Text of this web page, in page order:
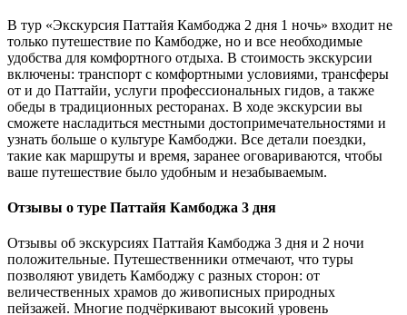
В тур «Экскурсия Паттайя Камбоджа 2 дня 1 ночь» входит не
только путешествие по Камбодже, но и все необходимые
удобства для комфортного отдыха. В стоимость экскурсии
включены: транспорт с комфортными условиями, трансферы
от и до Паттайи, услуги профессиональных гидов, а также
обеды в традиционных ресторанах. В ходе экскурсии вы
сможете насладиться местными достопримечательностями и
узнать больше о культуре Камбоджи. Все детали поездки,
такие как маршруты и время, заранее оговариваются, чтобы
ваше путешествие было удобным и незабываемым.
Отзывы о туре Паттайя Камбоджа 3 дня
Отзывы об экскурсиях Паттайя Камбоджа 3 дня и 2 ночи
положительные. Путешественники отмечают, что туры
позволяют увидеть Камбоджу с разных сторон: от
величественных храмов до живописных природных
пейзажей. Многие подчёркивают высокий уровень